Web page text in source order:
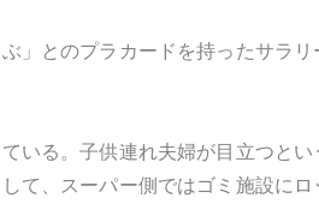
」とのプラカードを持ったサラリ
いる。子供連れ夫婦が目立つとい
て、スーパー側ではゴミ施設にロ